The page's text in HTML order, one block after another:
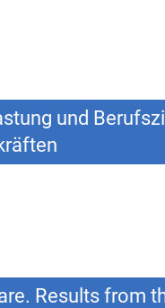
und
Results from